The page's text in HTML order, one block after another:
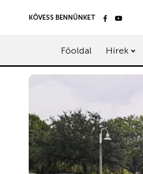
KÖVESS BENNÜNKET
Főoldal Hírek